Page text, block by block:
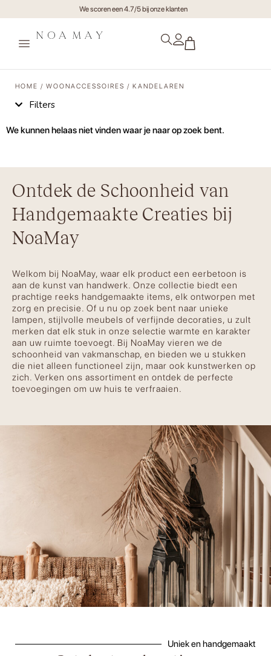
We scoren een 4.7/5 bij onze
Gratis verzending va €75,- (NL)
HOME / WOONACCESSOIRES / KANDELAREN
Filters
We kunnen helaas niet vinden waar je naar op zoek bent.
Ontdek de Schoonheid van
Handgemaakte Creaties bij
NoaMay
Welkom bij NoaMay, waar elk product een eerbetoon is
aan de kunst van handwerk. Onze collectie biedt een
prachtige reeks handgemaakte items, elk ontworpen met
zorg en precisie. Of u nu op zoek bent naar unieke
lampen, stijlvolle meubels of verfijnde decoraties, u zult
merken dat elk stuk in onze selectie warmte en karakter
aan uw ruimte toevoegt. Bij NoaMay vieren we de
schoonheid van vakmanschap, en bieden we u stukken
die niet alleen functioneel zijn, maar ook kunstwerken op
zich. Verken ons assortiment en ontdek de perfecte
toevoegingen om uw huis te verfraaien.
Uniek en handgemaakt